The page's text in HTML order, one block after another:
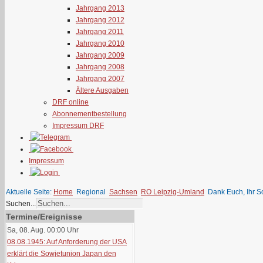
Jahrgang 2013
Jahrgang 2012
Jahrgang 2011
Jahrgang 2010
Jahrgang 2009
Jahrgang 2008
Jahrgang 2007
Ältere Ausgaben
DRF online
Abonnementbestellung
Impressum DRF
Impressum
Aktuelle Seite: Home Regional Sachsen RO Leipzig-Umland
Dank Euch, Ihr
Suchen...
Termine/Ereignisse
Sa, 08. Aug. 00:00 Uhr
08.08.1945: Auf Anforderung der USA
erklärt die Sowjetunion Japan den